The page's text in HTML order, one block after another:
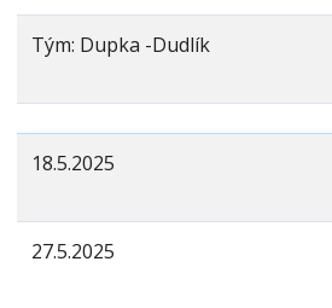
Tým: Dupka -Dudlík
18.5.2025
27.5.2025